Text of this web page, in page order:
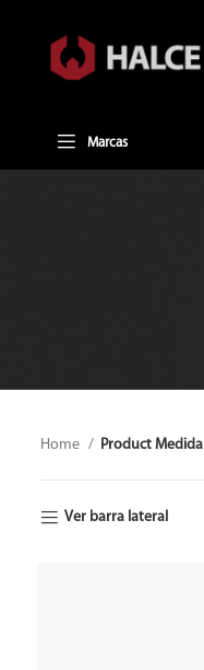
Marcas
Home Product Medida
Ver barra lateral